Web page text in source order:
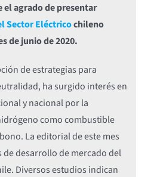
el agrado de presentar
Sector Eléctricochileno
de junio de 2020.
de estrategias para
ha surgido interés en
y nacional por la
como combustible
La editorial de este mes
desarrollo de mercado del
Diversos estudios indican